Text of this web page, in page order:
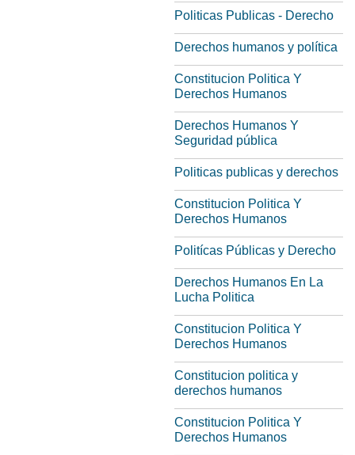
Politicas Publicas - Derecho
Derechos humanos y política
Constitucion Politica Y
Derechos Humanos
Derechos Humanos Y
Seguridad pública
Politicas publicas y derechos
Constitucion Politica Y
Derechos Humanos
Politícas Públicas y Derecho
Derechos Humanos En La
Lucha Politica
Constitucion Politica Y
Derechos Humanos
Constitucion politica y
derechos humanos
Constitucion Politica Y
Derechos Humanos